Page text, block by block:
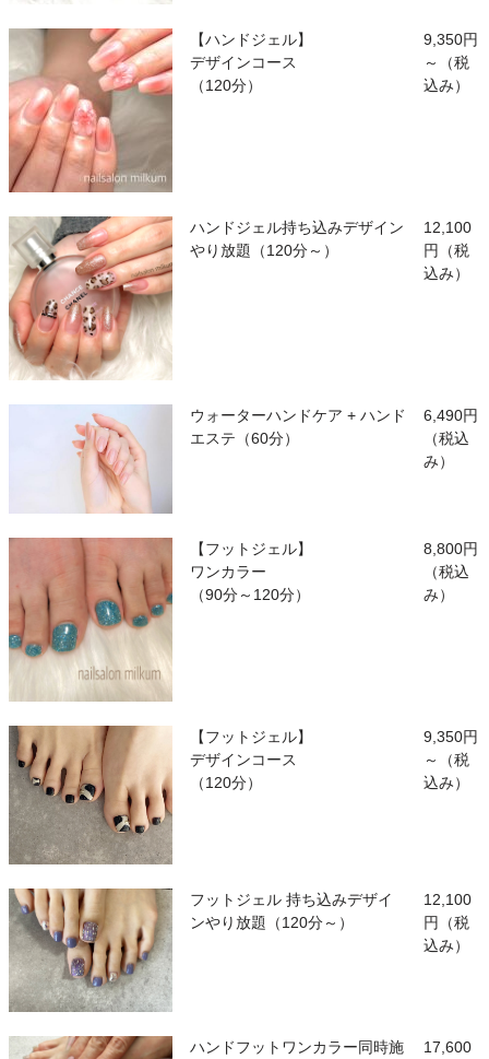
【ハンドジェル】
デザインコース
（120分）
9,350円
～（税
込み）
ハンドジェル持ち込みデザイン
やり放題（120分～）
12,100
円（税
込み）
ウォーターハンドケア + ハンド
エステ（60分）
6,490円
（税込
み）
【フットジェル】
ワンカラー
（90分～120分）
8,800円
（税込
み）
【フットジェル】
デザインコース
（120分）
9,350円
～（税
込み）
フットジェル 持ち込みデザイ
ンやり放題（120分～）
12,100
円（税
込み）
ハンドフットワンカラー同時施 17,600